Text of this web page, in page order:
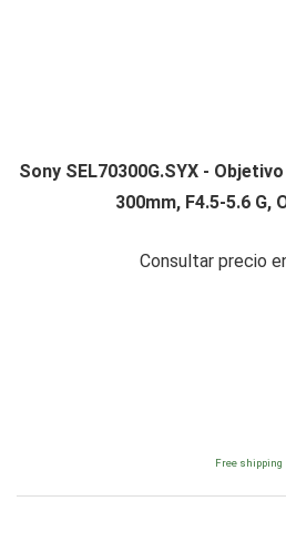
Sony SEL70300G.SYX -
300mm, F4.5-5.6 G,
Consultar precio
Free shipping